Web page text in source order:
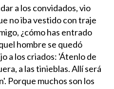
a los convidados, vio
no iba vestido con traje
¿cómo has entrado
hombre se quedó
a los criados: 'Átenlo de
a las tinieblas. Allí será
Porque muchos son los